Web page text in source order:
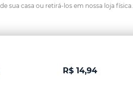
sua casa ou retirá-los em nossa loja física.
R$ 14,94